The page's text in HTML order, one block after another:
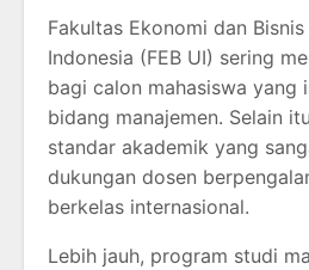
Fakultas Ekonomi dan
Indonesia (FEB UI) sering
bagi calon mahasiswa yang
bidang manajemen. Selain
standar akademik yang
dukungan dosen
berkelas internasional.
Lebih jauh, program studi